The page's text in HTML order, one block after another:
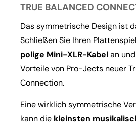
TRUE BALANCED
Das symmetrische Design ist
Schließen Sie Ihren
polige Mini-XLR-Kabelan
Vorteile von Pro-Jects neuer
Connection.
Eine wirklich symmetrische
kann die kleinsten